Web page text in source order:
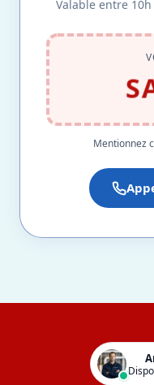
Valable entre
Mentionnez